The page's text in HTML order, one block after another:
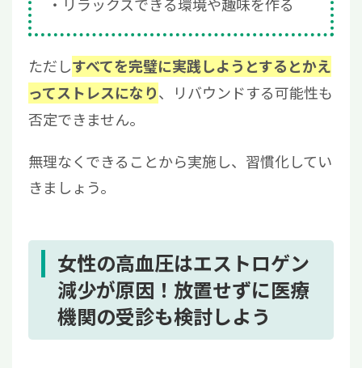
ただしすべてを完璧に実践しようとするとかえ
ってストレスになり、リバウンドする可能性も
否定できません。
無理なくできることから実施し、習慣化してい
きましょう。
女性の高血圧はエストロゲン
減少が原因！放置せずに医療
機関の受診も検討しよう